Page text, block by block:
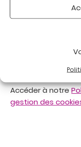
et
Accéder à notre
gestion des